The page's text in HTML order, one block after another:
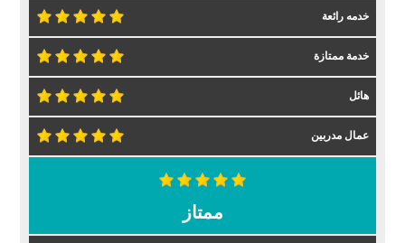
خدمه رائعة
خدمة ممتازة
هائل
عمال مدربين
ممتاز